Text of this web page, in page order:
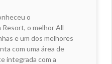
o
Resort, o melhor All
e um dos melhores
com uma área de
integrada com a